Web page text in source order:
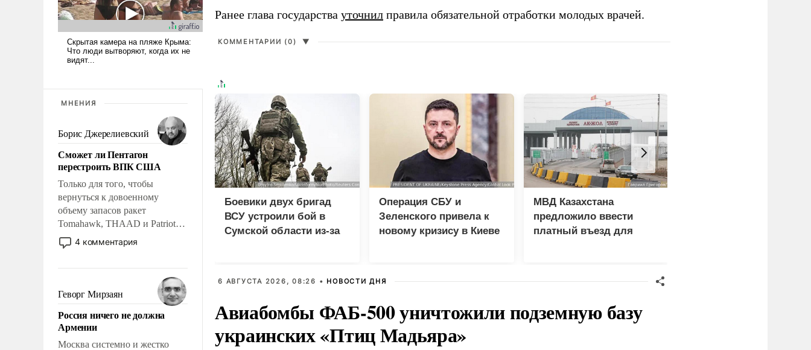
МНЕНИЯ
Борис Джерелиевский
Сможет ли Пентагон
перестроить ВПК США
Только для того, чтобы
вернуться к довоенному
объему запасов ракет
Tomahawk, THAAD и Patriot
США потребуется более трех
лет. Даже небольшая война с
Сложившаяся ситуация
означает многолетний период
уязвимости США, например,
перед Китаем.
4 комментария
Геворг Мирзаян
Россия ничего не должна
Армении
Москва системно и жестко
Ранее глава государства уточнил правила обязательной отработки молодых врачей.
КОММЕНТАРИИ (0) ▼
Боевики двух бригад
ВСУ устроили бой в
Сумской области из-за
Операция СБУ и
Зеленского привела к
новому кризису в Киеве
МВД Казахстана
предложило ввести
платный въезд для
6 АВГУСТА 2026, 08:26 • НОВОСТИ ДНЯ
Авиабомбы ФАБ-500 уничтожили подземную базу
украинских «Птиц Мадьяра»